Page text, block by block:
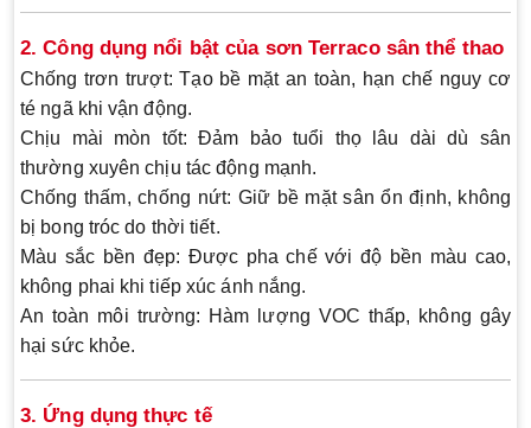
2. Công dụng nổi bật của sơn Terraco sân thể thao
Chống trơn trượt: Tạo bề mặt an toàn, hạn chế nguy cơ
té ngã khi vận động.
Chịu mài mòn tốt: Đảm bảo tuổi thọ lâu dài dù sân
thường xuyên chịu tác động mạnh.
Chống thấm, chống nứt: Giữ bề mặt sân ổn định, không
bị bong tróc do thời tiết.
Màu sắc bền đẹp: Được pha chế với độ bền màu cao,
không phai khi tiếp xúc ánh nắng.
An toàn môi trường: Hàm lượng VOC thấp, không gây
hại sức khỏe.
3. Ứng dụng thực tế